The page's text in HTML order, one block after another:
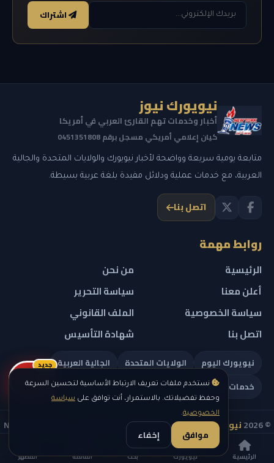
الرئيسية نيويورك بحث القائمة المظهر
نستخدم ملفات تعريف الارتباط الأساسية لتحسين السرعة
وحفظ تفضيلاتك. بالاستمرار، أنت توافق على سياسة
الخصوصية.
موافق إخفاء
اشتراك
نيويورك نيوز
أخبار وخدمات تهم القارئ العربي في أمريكا
كيان إعلامي أمريكي مسجل برقم 0451351808
متابعة يومية سريعة وواضحة لأخبار نيويورك والولايات المتحدة والجالية
العربية، مع خدمات عملية ودلائل مفيدة بلغة عربية بسيطة.
اتصل بنا
روابط مهمة
الرئيسية
من نحن
أعلن معنا
سياسة التحرير
سياسة الخصوصية
الملف القانوني
اتصل بنا
شهادة التأسيس
نيويورك اليوم الولايات المتحدة
الجالية العربية
خدمات تهمك
© 2026 نيويورك نيوز
— جميع الحقوق محفوظة — NEW YORK NEWS
IN ARABIC LLC — رقم التسجيل 0451351808
ريلز
جديد